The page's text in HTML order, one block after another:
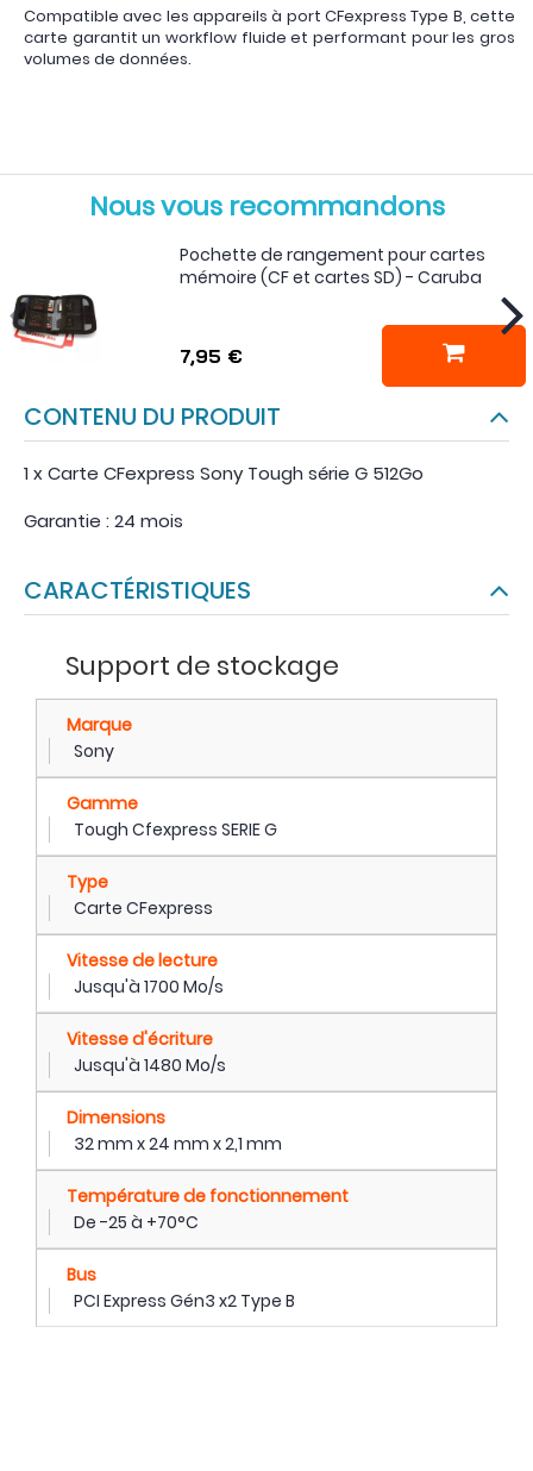
Compatible avec les appareils à port CFexpress Type B, cette
carte garantit un workflow fluide et performant pour les gros
volumes de données.
Nous vous recommandons
Pochette de rangement pour cartes
mémoire (CF et cartes SD) - Caruba
7,95 €
CONTENU DU PRODUIT
1 x Carte CFexpress Sony Tough série G 512Go
Garantie : 24 mois
CARACTÉRISTIQUES
Support de stockage
Marque
Sony
Gamme
Tough Cfexpress SERIE G
Type
Carte CFexpress
Vitesse de lecture
Jusqu'à 1700 Mo/s
Vitesse d'écriture
Jusqu'à 1480 Mo/s
Dimensions
32 mm x 24 mm x 2,1 mm
Température de fonctionnement
De -25 à +70°C
Bus
PCI Express Gén3 x2 Type B